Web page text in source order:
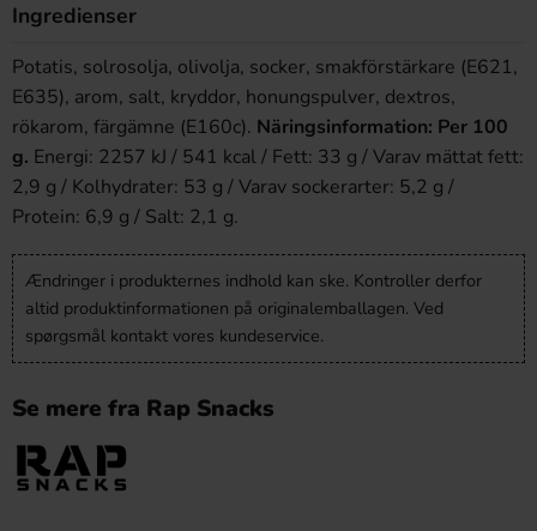
Ingredienser
Potatis, solrosolja, olivolja, socker, smakförstärkare (E621,
E635), arom, salt, kryddor, honungspulver, dextros,
rökarom, färgämne (E160c). Näringsinformation: Per 100
g. Energi: 2257 kJ / 541 kcal / Fett: 33 g / Varav mättat fett:
2,9 g / Kolhydrater: 53 g / Varav sockerarter: 5,2 g /
Protein: 6,9 g / Salt: 2,1 g.
Ændringer i produkternes indhold kan ske. Kontroller derfor
altid produktinformationen på originalemballagen. Ved
spørgsmål kontakt vores kundeservice.
Se mere fra Rap Snacks